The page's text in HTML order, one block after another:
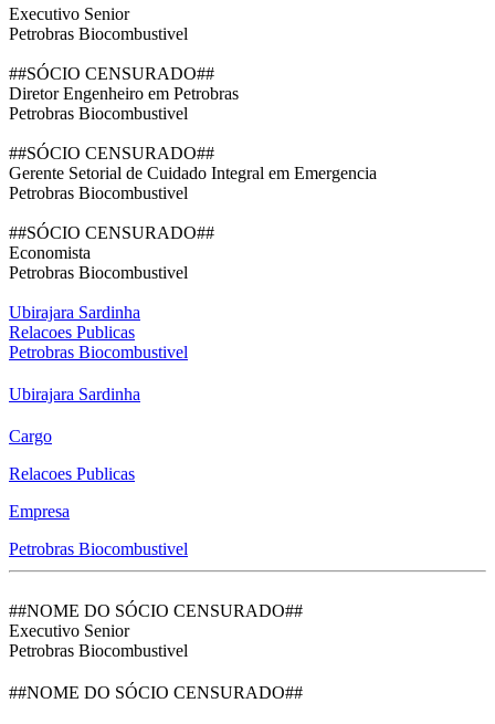
Executivo Senior
Petrobras Biocombustivel
##SÓCIO CENSURADO##
Diretor Engenheiro em Petrobras
Petrobras Biocombustivel
##SÓCIO CENSURADO##
Gerente Setorial de Cuidado Integral em Emergencia
Petrobras Biocombustivel
##SÓCIO CENSURADO##
Economista
Petrobras Biocombustivel
Ubirajara Sardinha
Relacoes Publicas
Petrobras Biocombustivel
Ubirajara Sardinha
Cargo
Relacoes Publicas
Empresa
Petrobras Biocombustivel
##NOME DO SÓCIO CENSURADO##
Executivo Senior
Petrobras Biocombustivel
##NOME DO SÓCIO CENSURADO##